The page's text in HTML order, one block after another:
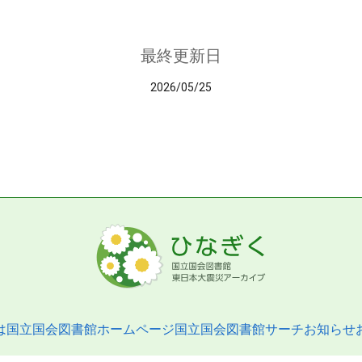
最終更新日
2026/05/25
国立国会図書館ホームページ国立国会図書館サーチお知らせ